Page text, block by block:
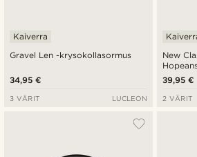
Gravel Len -krysokollasormus
Kaiverra
34,95 €
3 VÄRIT LUCLEON
New
39,95 €
2 VÄRIT